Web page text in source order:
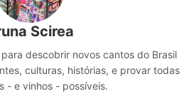
Scirea
descobrir novos cantos do Brasil
culturas, histórias, e provar todas
- e vinhos - possíveis.